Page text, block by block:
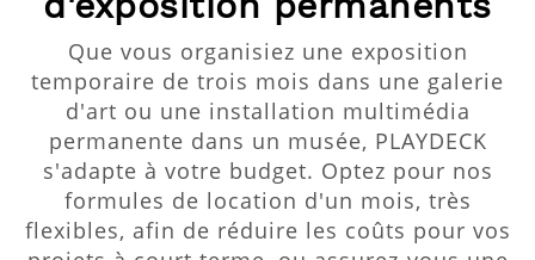
Que vous organisiez une exposition
temporaire de trois mois dans une galerie
d'art ou une installation multimédia
permanente dans un musée, PLAYDECK
s'adapte à votre budget. Optez pour nos
formules de location d'un mois, très
flexibles, afin de réduire les coûts pour vos